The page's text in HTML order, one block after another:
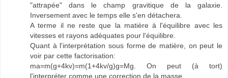
"attrapée" dans le champ gravitique de la galaxie.
Inversement avec le temps elle s'en détachera.
A terme il ne reste que la matière à l'équilibre avec les
vitesses et rayons adéquates pour l'équilibre.
Quant à l'interprétation sous forme de matière, on peut le
voir par cette factorisation:
ma=m(g+4kv)=m(1+4kv/g)g=Mg. On peut (à tort)
l'interpréter comme une correction de la masse.